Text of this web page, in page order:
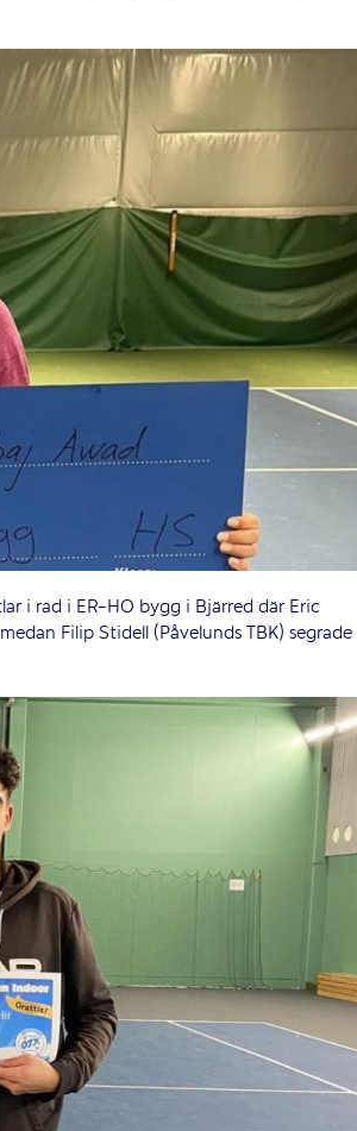
i rad i ER-HO bygg i Bjärred där Eric
Filip Stidell (Påvelunds TBK) segrade